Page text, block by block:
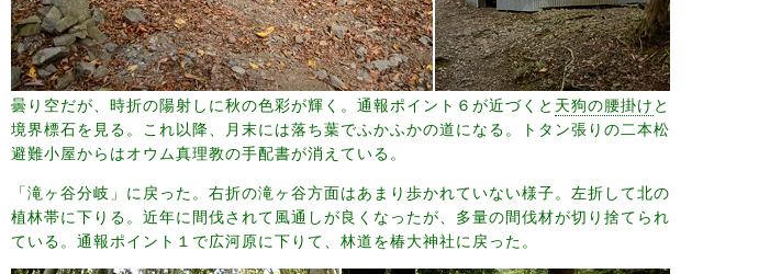
曇り空だが、時折の陽射しに秋の色彩が輝く。通報ポイント６が近づくと 天狗の腰掛け と
境界標石を見る。これ以降、月末には落ち葉でふかふかの道になる。トタン張りの二本松
避難小屋からはオウム真理教の手配書が消えている。
「滝ヶ谷分岐」に戻った。右折の滝ヶ谷方面はあまり歩かれていない様子。左折して北の
植林帯に下りる。近年に間伐されて風通しが良くなったが、多量の間伐材が切り捨てられ
ている。通報ポイント１で広河原に下りて、林道を椿大神社に戻った。